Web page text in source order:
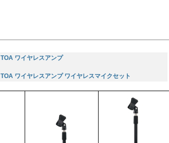
TOA ワイヤレスアンプ
TOA ワイヤレスアンプ ワイヤレスマイクセット